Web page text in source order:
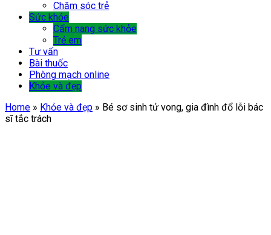
Chăm sóc trẻ
Sức khỏe
Cẩm nang sức khỏe
Trẻ em
Tư vấn
Bài thuốc
Phòng mạch online
Khỏe và đẹp
Home » Khỏe và đẹp » Bé sơ sinh tử vong, gia đình đổ lỗi bác
sĩ tắc trách